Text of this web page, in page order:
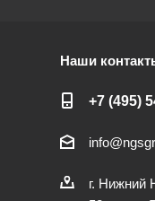
Наши
+7 (495)
г. Нижний